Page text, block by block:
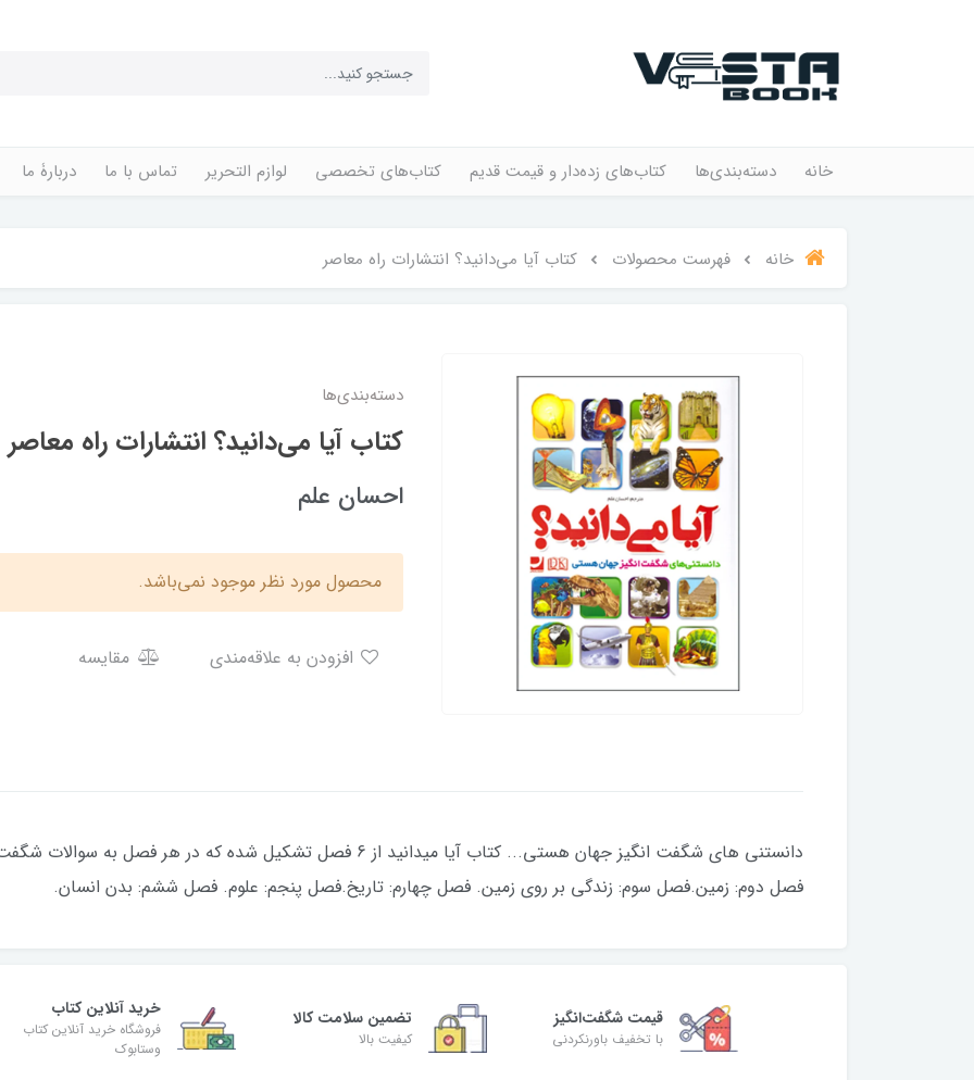
خانه دسته‌بندی‌ها کتاب‌های زده‌دار و قیمت قدیم کتاب‌های تخصصی لوازم التحریر تماس با ما دربارۀ ما
خانه فهرست محصولات کتاب آیا می‌دانید؟ انتشارات‌ راه‌ معاصر
دسته‌بندی‌ها
کتاب آیا می‌دانید؟ انتشارات‌ راه‌ معاصر
احسان علم
محصول مورد نظر موجود نمی‌باشد.
مقایسه
دانستنی های شگفت انگیز جهان هستی... کتاب آیا میدانید از 6 فصل تشکیل شده
فصل دوم: زمین.فصل سوم: زندگی بر روی زمین. فصل چهارم: تاریخ.فصل پنجم: علوم. فصل ششم: بدن انسان.
قیمت شگفت‌انگیز
با تخفیف باورنکردنی
تضمین سلامت کالا
کیفیت بالا
خرید آنلاین کتاب
فروشگاه خرید آنلاین کتاب
وستابوک